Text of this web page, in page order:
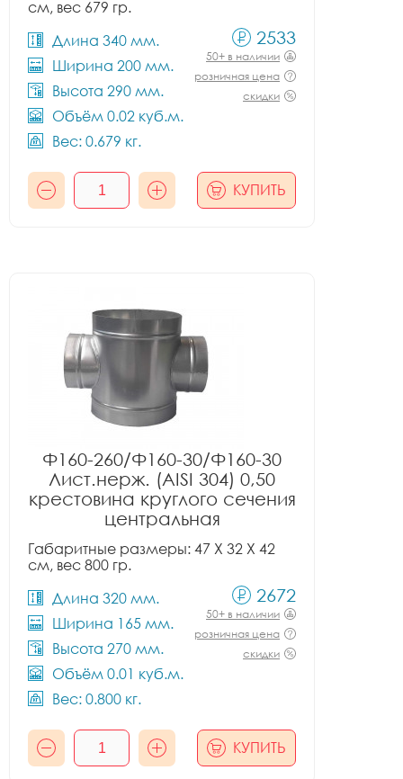
см, вес 679 гр.
Длина 340 мм.
Ширина 200 мм.
Высота 290 мм.
Объём 0.02 куб.м.
Вес: 0.679 кг.
2533
50+ в наличии
розничная цена
скидки
КУПИТЬ
Ф160-260/Ф160-30/Ф160-30
Лист.нерж. (AISI 304) 0,50
крестовина круглого сечения
центральная
Габаритные размеры: 47 X 32 X 42
см, вес 800 гр.
Длина 320 мм.
Ширина 165 мм.
Высота 270 мм.
Объём 0.01 куб.м.
Вес: 0.800 кг.
2672
50+ в наличии
розничная цена
скидки
КУПИТЬ